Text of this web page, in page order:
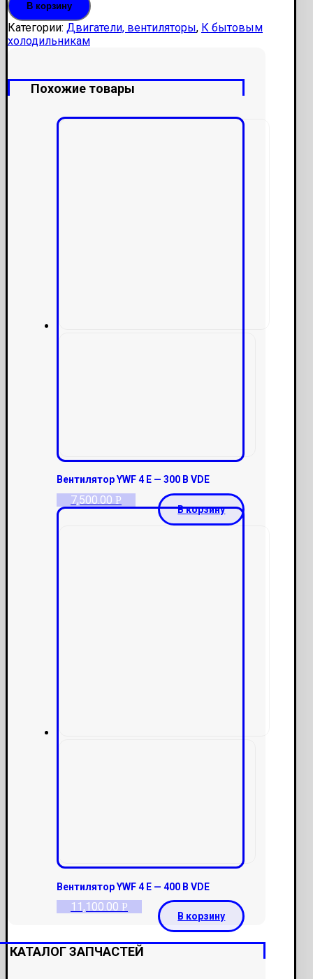
В корзину
Категории: Двигатели, вентиляторы, К бытовым
холодильникам
Похожие товары
Вентилятор YWF 4 E — 300 B VDE
7,500.00 Р
В корзину
Вентилятор YWF 4 E — 400 B VDE
11,100.00 Р
В корзину
КАТАЛОГ ЗАПЧАСТЕЙ